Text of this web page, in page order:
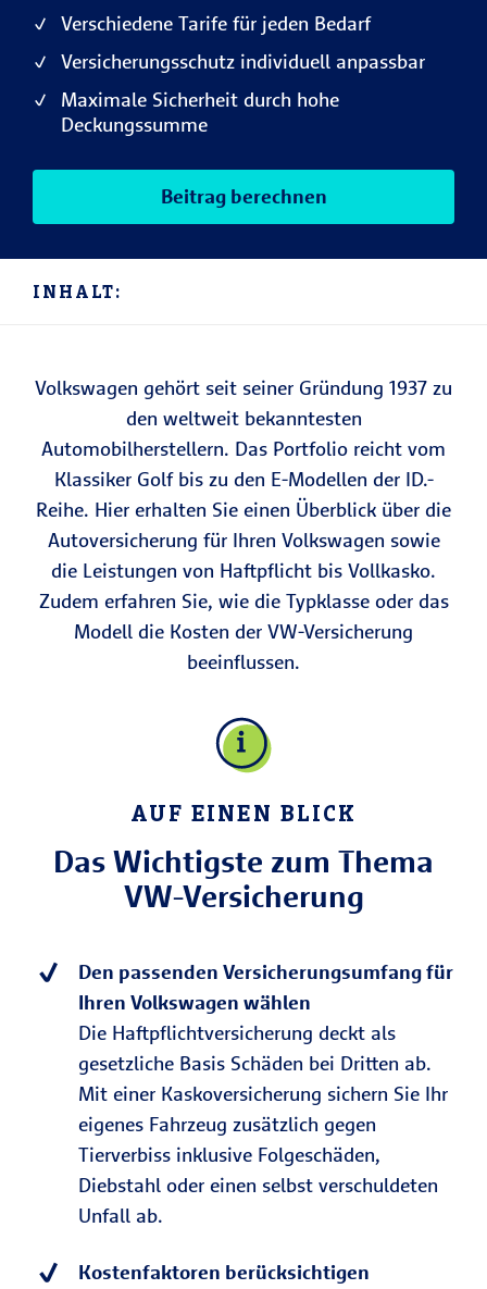
Verschiedene Tarife für jeden Bedarf
Versicherungsschutz individuell anpassbar
Maximale Sicherheit durch hohe
Deckungssumme
Beitrag berechnen
INHALT:
Volkswagen gehört seit seiner Gründung 1937 zu
den weltweit bekanntesten
Automobilherstellern. Das Portfolio reicht vom
Klassiker Golf bis zu den E-Modellen der ID.-
Reihe. Hier erhalten Sie einen Überblick über die
Autoversicherung für Ihren Volkswagen sowie
die Leistungen von Haftpflicht bis Vollkasko.
Zudem erfahren Sie, wie die Typklasse oder das
Modell die Kosten der VW-Versicherung
beeinflussen.
AUF EINEN BLICK
Das Wichtigste zum Thema
VW-Versicherung
Den passenden Versicherungsumfang für
Ihren Volkswagen wählen
Die Haftpflichtversicherung deckt als
gesetzliche Basis Schäden bei Dritten ab.
Mit einer Kaskoversicherung sichern Sie Ihr
eigenes Fahrzeug zusätzlich gegen
Tierverbiss inklusive Folgeschäden,
Diebstahl oder einen selbst verschuldeten
Unfall ab.
Kostenfaktoren berücksichtigen